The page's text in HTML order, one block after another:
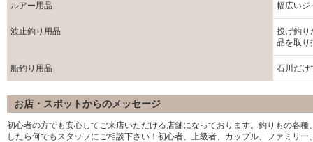
ルアー用品 幅広いジ
波止釣り用品
投げ釣り
品を取り
船釣り用品 石川だけ
お店・スポットからのメッセージ
初心者の方でも安心してご来店いただける店舗になっております。釣りもの各
したら何でもスタッフにご相談下さい！初心者、上級者、カップル、ファミリ